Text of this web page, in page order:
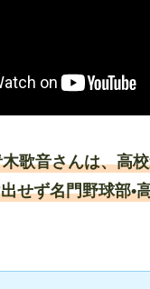
歌音さんは、高
せず名門野球部•